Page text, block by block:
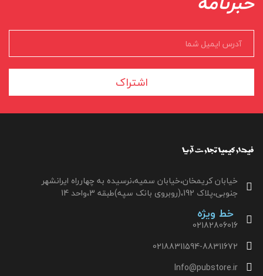
اشتراک
خیابان کریمخان،خیابان سمیه،نرسیده به چهارراه ایرانشهر
جنوبی،پلاک 192،(روبروی بانک سپه)طبقه 3،واحد 14
خط ویژه
02182806016
02188311594-88311672
Info@pubstore.ir